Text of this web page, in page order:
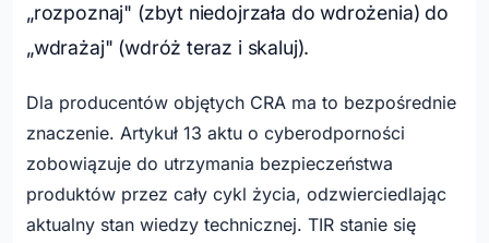
„rozpoznaj" (zbyt niedojrzała do wdrożenia) do
„wdrażaj" (wdróż teraz i skaluj).
Dla producentów objętych CRA ma to bezpośrednie
znaczenie. Artykuł 13 aktu o cyberodporności
zobowiązuje do utrzymania bezpieczeństwa
produktów przez cały cykl życia, odzwierciedlając
aktualny stan wiedzy technicznej. TIR stanie się